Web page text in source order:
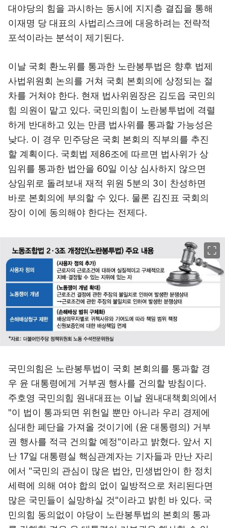
대야당의 힘을 과시하는 동시에 지지층 결집을 통해
이재명 당 대표의 사법리스크에 대응하려는 전략적
포석이라는 분석이 제기된다.
이날 국회 환노위를 통과한 노란봉투법은 향후 법제
사법위원회 논의를 거쳐 국회 본회의에 상정되는 절
차를 거쳐야 한다. 현재 법사위원장은 김도읍 국민의
힘 의원이 맡고 있다. 국민의힘이 노란봉투법에 격렬
하게 반대하고 있는 만큼 법사위를 통과할 가능성은
낮다. 이 경우 민주당은 국회 본회의 직부의를 추진
할 계획이다. 국회법 제86조에 따르면 법사위가 상
임위를 통과한 법안을 60일 이상 심사하지 않으면
상임위로 돌려보내 재적 위원 5분의 3이 찬성하면
바로 본회의에 부의할 수 있다. 물론 김진표 국회의
장이 이에 동의해야 한다는 전제다.
국민의힘은 노란봉투법이 국회 본회의를 통과할 경
우 윤 대통령에게 거부권 행사를 건의할 방침이다.
주호영 국민의힘 원내대표는 이날 원내대책회의에서
"이 법이 통과되면 위헌일 뿐만 아니라 우리 경제에
심대한 폐단을 가져올 것이기에 (윤 대통령의) 거부
권 행사를 적극 건의할 예정"이라고 밝혔다. 앞서 지
난 17일 대통령실 핵심관계자는 기자들과 만난 자리
에서 "국민의 관심이 많은 법안, 민생법안이 한 정치
세력에 의해 여야 합의 없이 일방적으로 처리된다면
많은 국민들이 실망하실 것"이라고 밝힌 바 있다. 국
민의힘 동의없이 야당이 노란봉투법의 본회의 통과